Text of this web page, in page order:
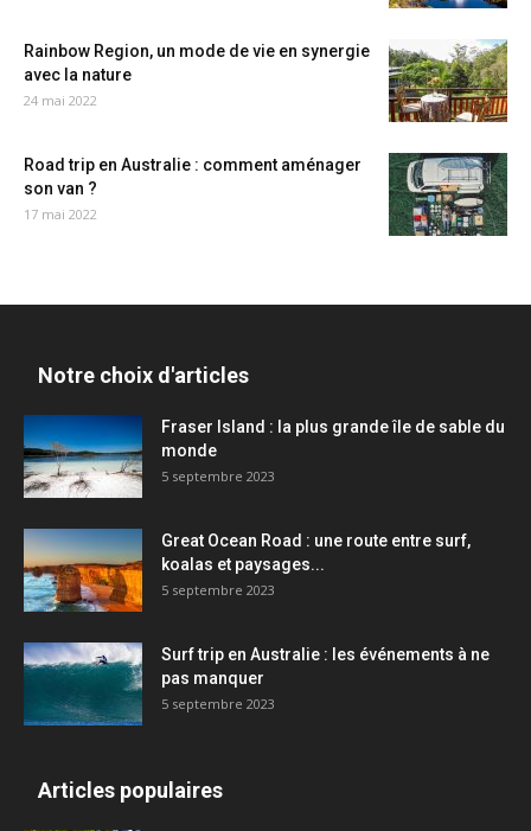
Rainbow Region, un mode de vie en synergie
avec la nature
24 mai 2022
Road trip en Australie : comment aménager
son van ?
17 mai 2022
Notre choix d'articles
Fraser Island : la plus grande île de sable du
monde
5 septembre 2023
Great Ocean Road : une route entre surf,
koalas et paysages...
5 septembre 2023
Surf trip en Australie : les événements à ne
pas manquer
5 septembre 2023
Articles populaires